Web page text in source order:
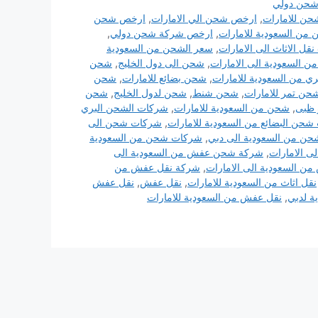
شحن دولي
للامارات, ارخص شحن الي الامارات, ارخص شحن
السعودية للامارات, ارخص شركة شحن دولي,
الاثاث الى الامارات, سعر الشحن من السعودية
السعودية الى الامارات, شحن الى دول الخليج, شحن
من السعودية للامارات, شحن بضائع للامارات, شحن
تمر للامارات, شحن شنط, شحن لدول الخليج, شحن
ظبى, شحن من السعودية للامارات, شركات الشحن البري
البضائع من السعودية للامارات, شركات شحن الى
من السعودية الى دبي, شركات شحن من السعودية
الامارات, شركة شحن عفش من السعودية الى
السعودية الى الامارات, شركة نقل عفش من
نقل اثاث من السعودية للامارات, نقل عفش, نقل عفش
لدبي, نقل عفش من السعودية للامارات